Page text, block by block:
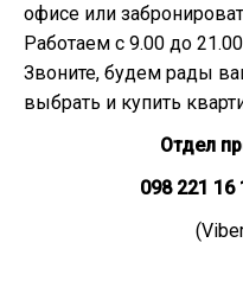
офисе или
Работаем с 9.00 до
Звоните, будем рады
выбрать и купить
Отдел
098 221 16